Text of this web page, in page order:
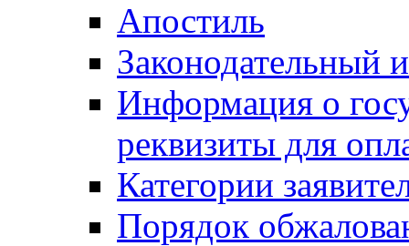
Апостиль
Законодательный
Информация о
реквизиты для
Категории
Порядок